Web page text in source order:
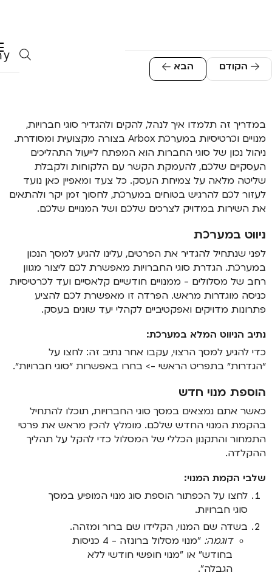
הבא הקודם
הוספת חברויות
במדריך זה תלמדו איך לנהל, להקים ולהגדיר סוגי חברויות,
מנויים וכרטיסיות במערכת Arbox בצורה מקצועית ומסודרת.
ניהול נכון של סוגי החברות הוא המפתח לייעול התהליכים
העסקיים שלכם, להעמקת הקשר עם הלקוחות ולקבלת
שליטה מלאה על צמיחת העסק. כל צעד ומאפיין כאן נועד
לעזור לכם להרגיש בטוחים במערכת, לחסוך זמן יקר ולהתאים
את השירות במדויק לצרכים שלכם ושל המנויים שלכם.
ניווט במערכת
לפני שנתחיל להגדיר את הפרטים, עלינו להגיע למסך הנכון
במערכת. הגדרת סוגי החברויות מאפשרת לכם ליצור מגוון
רחב של מסלולים - ממנויים חודשיים קלאסיים ועד לכרטיסיות
כניסה מוגדרות מראש. הפרדה זו מאפשרת לכם להציע
פתרונות מדויקים ואפקטיביים לקהלי יעד שונים בעסק.
נתיב הניווט המלא במערכת:
כדי להגיע למסך הרצוי, עקבו אחר נתיב זה: לחצו על
״הגדרות״ בתפריט הראשי -> בחרו באפשרות ״סוגי חברויות״.
הוספת מנוי חדש
כאשר אתם נמצאים במסך סוגי החברויות, תוכלו להתחיל
בהקמת המנוי החדש שלכם. מומלץ להכין מראש את פרטי
התמחור והתקנון הכללי של המסלול כדי להקל על תהליך
ההקלדה.
שלבי הקמת המנוי:
לחצו על הכפתור הוספת סוג מנוי המופיע במסך
סוגי חברויות.
בשדה שם המנוי, הקלידו שם ברור ומזהה.
דוגמה:
"מנוי מסלול ברונזה - 4 כניסות
בחודש" או "מנוי חופשי חודשי ללא
הגבלה".